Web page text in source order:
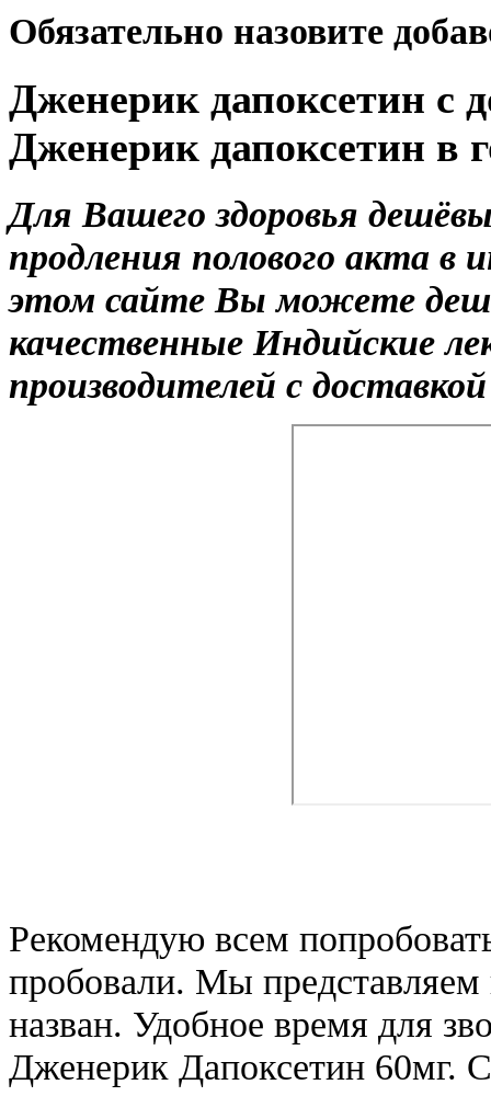
Обязательно назовите
Дженерик дапоксетин с
Дженерик дапоксетин в
Для Вашего здоровья
продления полового акта
этом сайте Вы можете
качественные Индийские
производителей с
Рекомендую всем
пробовали. Мы
назван. Удобное время для
Дженерик Дапоксетин 60мг.